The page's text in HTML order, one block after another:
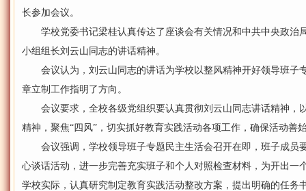
长参加会议。
学校党委书记梁桂认真传达了座谈会有关情况和中共中央政治
小组组长刘云山同志的讲话精神。
会议认为，刘云山同志的讲话为学校以整风精神开好领导班子
章立制工作指明了方向。
会议要求，全校各级党组织要认真贯彻刘云山同志讲话精神，
精神，聚焦“四风”，切实抓好教育实践活动各项工作，确保活动善
会议强调，学校领导班子专题民主生活会召开在即，班子成员
心谈话活动，进一步完善充实班子和个人对照检查材料，为开出一
学校实际，认真研究制定教育实践活动整改方案，提出明确的任务